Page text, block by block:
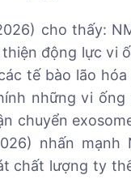
cho thấy:
động lực vi
tế bào lão
những vi
chuyển
nhấn mạnh
chất lượng ty